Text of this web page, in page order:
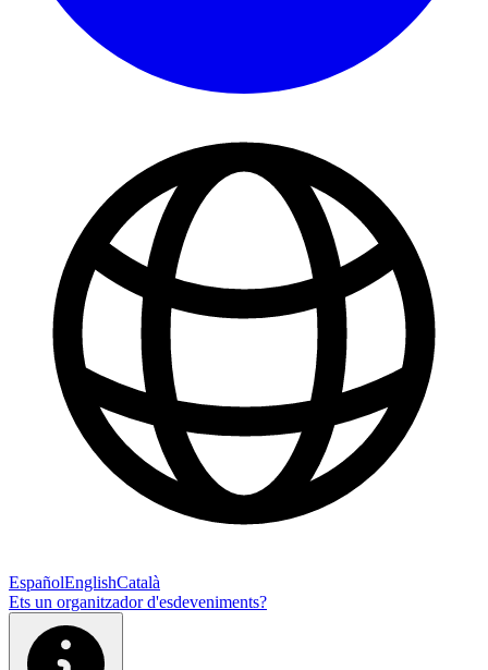
EspañolEnglishCatalà
Ets un organitzador d'esdeveniments?